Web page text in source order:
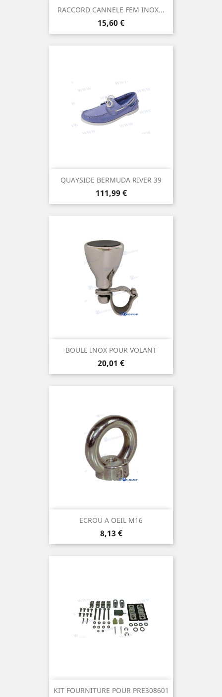
RACCORD CANNELE FEM INOX...
Prix
15,60 €
QUAYSIDE BERMUDA RIVER 39
Prix
111,99 €
BOULE INOX POUR VOLANT
Prix
20,01 €
ECROU A OEIL M16
Prix
8,13 €
KIT FOURNITURE POUR PRE308601